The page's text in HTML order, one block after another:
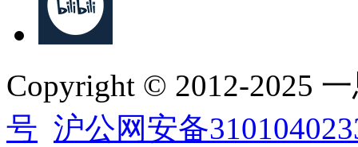
Copyright © 2012-2025
号 沪公网安备